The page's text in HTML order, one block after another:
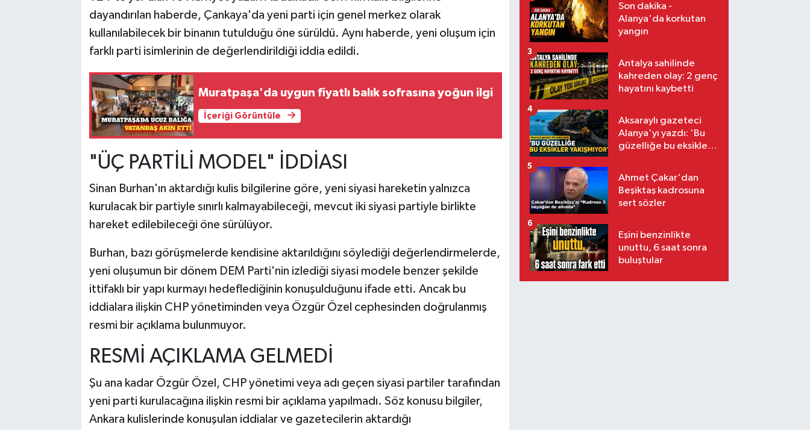
dayandırılan haberde, Çankaya'da yeni parti için genel merkez olarak
kullanılabilecek bir binanın tutulduğu öne sürüldü. Aynı haberde, yeni oluşum için
farklı parti isimlerinin de değerlendirildiği iddia edildi.
Muratpaşa'da uygun fiyatlı balık sofrasına yoğun ilgi
İçeriği Görüntüle
"ÜÇ PARTİLİ MODEL" İDDİASI
Sinan Burhan'ın aktardığı kulis bilgilerine göre, yeni siyasi hareketin yalnızca
kurulacak bir partiyle sınırlı kalmayabileceği, mevcut iki siyasi partiyle birlikte
hareket edilebileceği öne sürülüyor.
Burhan, bazı görüşmelerde kendisine aktarıldığını söylediği değerlendirmelerde,
yeni oluşumun bir dönem DEM Parti'nin izlediği siyasi modele benzer şekilde
ittifaklı bir yapı kurmayı hedeflediğinin konuşulduğunu ifade etti. Ancak bu
iddialara ilişkin CHP yönetiminden veya Özgür Özel cephesinden doğrulanmış
resmi bir açıklama bulunmuyor.
RESMİ AÇIKLAMA GELMEDİ
Şu ana kadar Özgür Özel, CHP yönetimi veya adı geçen siyasi partiler tarafından
yeni parti kurulacağına ilişkin resmi bir açıklama yapılmadı. Söz konusu bilgiler,
Ankara kulislerinde konuşulan iddialar ve gazetecilerin aktardığı
Son dakika -
Alanya'da korkutan
yangın
Antalya sahilinde
kahreden olay: 2 genç
hayatını kaybetti
3
Aksaraylı gazeteci
Alanya'yı yazdı: 'Bu
güzelliğe bu eksikler
4
Ahmet Çakar'dan
Beşiktaş kadrosuna
sert sözler
5
Eşini benzinlikte
unuttu, 6 saat sonra
buluştular
6